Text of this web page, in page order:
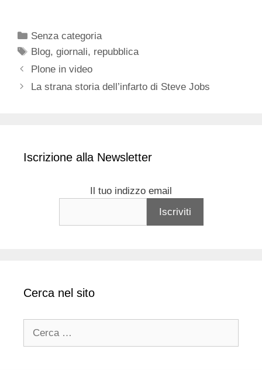
Categorie
Senza categoria
Tag
Blog,giornali, repubblica
Plone in video
La strana storia dell’infarto di Steve Jobs
Iscrizione alla Newsletter
Il tuo indizzo email
Cerca nel sito